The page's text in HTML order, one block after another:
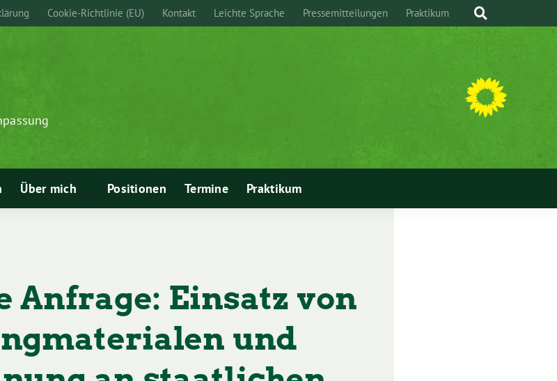
Cookie-Richtlinie (EU) Kontakt Leichte Sprache Pressemitteilungen Praktikum
Über mich
Positionen Termine Praktikum
Anfrage: Einsatz von
und